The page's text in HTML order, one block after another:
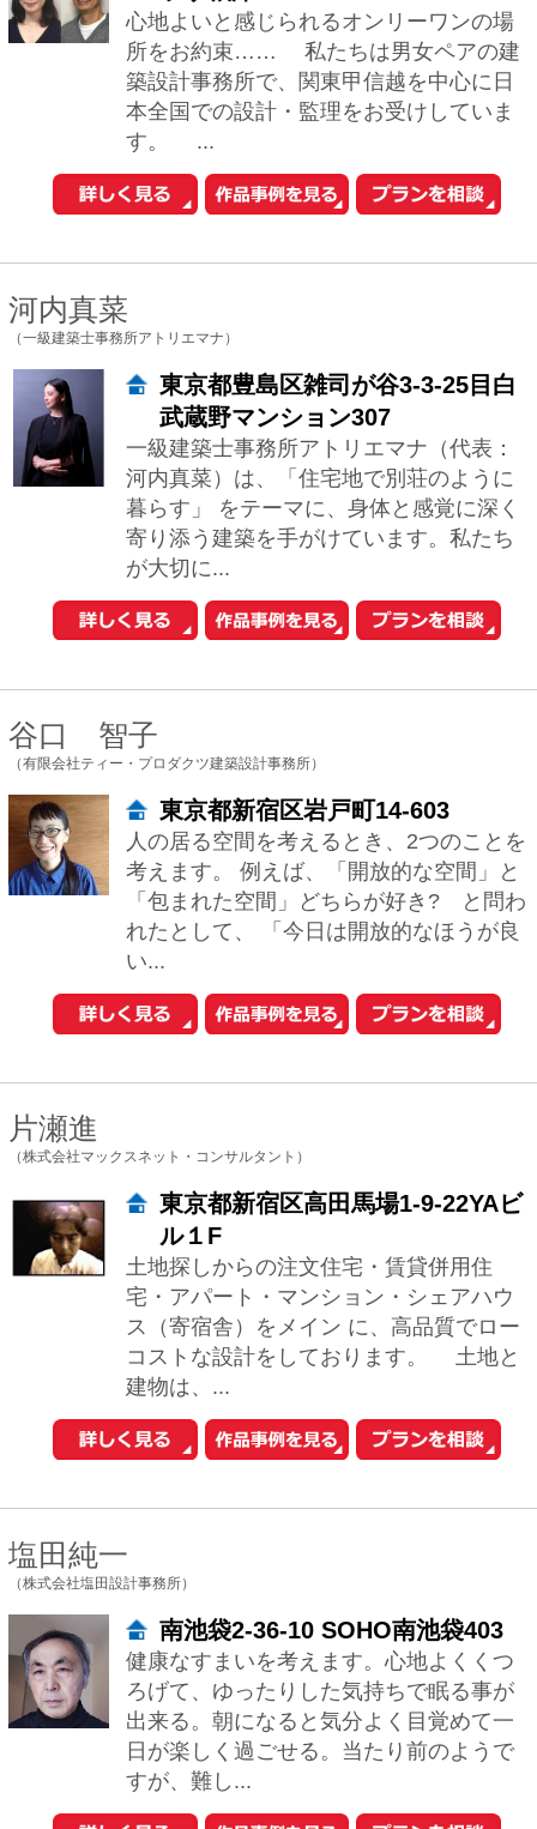
片瀬進
（株式会社マックスネット・コンサルタント）
東京都新宿区高田馬場1-9-22YAビ
ル１F
土地探しからの注文住宅・賃貸併用住
ス（寄宿舎）をメイン に、高品質でロー
コストな設計をしております。 土地と
塩田純一
南池袋2-36-10 SOHO南池袋403
健康なすまいを考えます。心地よくくつ
ろげて、ゆったりした気持ちで眠る事が
出来る。朝になると気分よく目覚めて一
日が楽しく過ごせる。当たり前のようで
すが、難し...
1 次へ
おウチの耐震診断が自分でできる
iPhoneアプリ「耐震コロコロ。」
をリリースしました！
住まいの関連サイトへ
工務店とリフォーム
土地を探す
中古一戸建てを探す
新築一戸建てを探す
住まいの売却・査定依頼
賃貸マンション・
アパートを探す
会社概要
ご利用規約
Copyright© O-uccino, Inc. All Rights Reserved.